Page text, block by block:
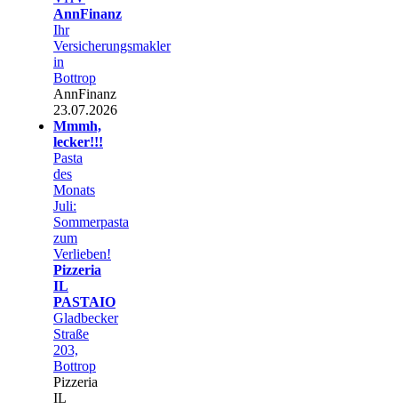
AnnFinanz
Ihr
Versicherungsmakler
in
Bottrop
AnnFinanz
23.07.2026
Mmmh,
lecker!!!
Pasta
des
Monats
Juli:
Sommerpasta
zum
Verlieben!
Pizzeria
IL
PASTAIO
Gladbecker
Straße
203,
Bottrop
Pizzeria
IL